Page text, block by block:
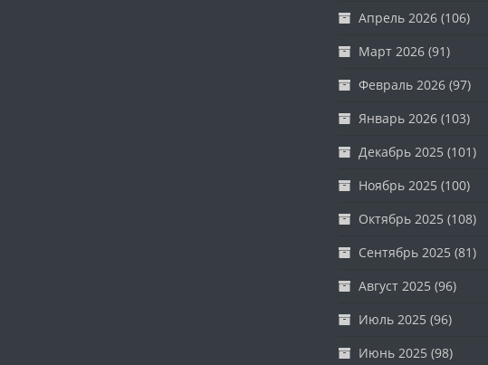
Апрель 2026(106)
Март 2026(91)
Февраль 2026(97)
Январь 2026(103)
Декабрь 2025 (101)
Ноябрь 2025 (100)
Октябрь 2025 (108)
Сентябрь 2025 (81)
Август 2025 (96)
Июль 2025 (96)
Июнь 2025 (98)